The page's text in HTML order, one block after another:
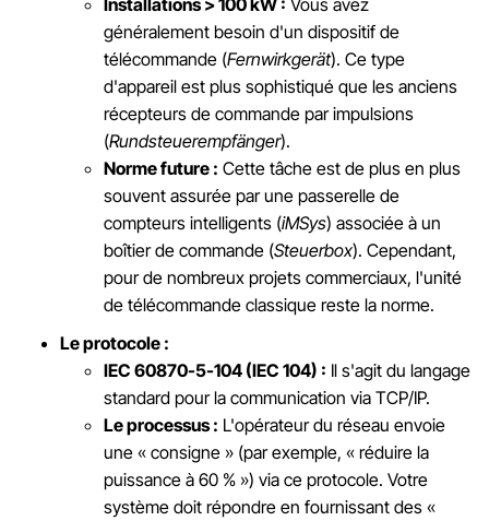
généralement besoin d'un dispositif de
télécommande (Fernwirkgerät). Ce type
d'appareil est plus sophistiqué que les anciens
récepteurs de commande par impulsions
(Rundsteuerempfänger).
Norme future : Cette tâche est de plus en plus
souvent assurée par une passerelle de
compteurs intelligents (iMSys) associée à un
boîtier de commande (Steuerbox). Cependant,
pour de nombreux projets commerciaux, l'unité
de télécommande classique reste la norme.
Le protocole :
IEC 60870-5-104 (IEC 104) : Il s'agit du langage
standard pour la communication via TCP/IP.
Le processus : L'opérateur du réseau envoie
une « consigne » (par exemple, « réduire la
puissance à 60 % ») via ce protocole. Votre
système doit répondre en fournissant des «